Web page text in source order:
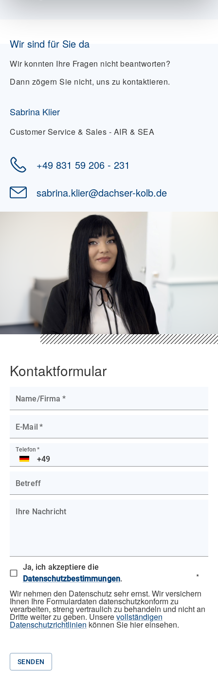
Wir sind für Sie da
Wir konnten Ihre Fragen nicht beantworten?
Dann zögern Sie nicht, uns zu kontaktieren.
Sabrina Klier
Customer Service & Sales - AIR & SEA
+49 831 59 206 - 231
sabrina.klier@dachser-kolb.de
Kontaktformular
Name/Firma *
E-Mail *
Telefon *
DE
Betreff
Ihre Nachricht
Ja, ich akzeptiere die
Datenschutzbestimmungen.
*
Wir nehmen den Datenschutz sehr ernst. Wir versichern
Ihnen Ihre Formulardaten datenschutzkonform zu
verarbeiten, streng vertraulich zu behandeln und nicht an
Dritte weiter zu geben. Unserevollständigen
Datenschutzrichtlinien können Sie hier einsehen.
SENDEN